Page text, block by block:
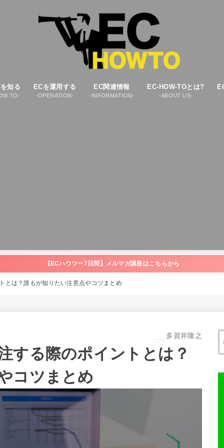
知る
TO-
ECを運用する
-OPERATION-
EC関連情報
-INFORMATION-
EC-HOW-TOとは?
-ABOUT US-
【ECハウツー7日間】メルマガ講座はこちらから
とは？誰もが知りたい注意点やコツまとめ
多賀井隆之
する際のポイントとは？
コツまとめ